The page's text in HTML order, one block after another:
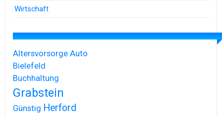
Wirtschaft
Altersvorsorge Auto
Bielefeld
Buchhaltung
Grabstein
Günstig Herford